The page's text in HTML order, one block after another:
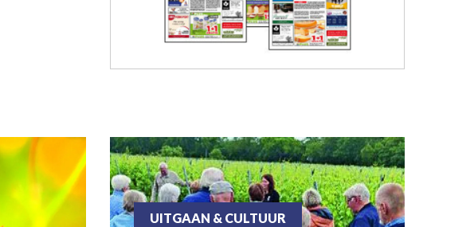
UITGAAN & CULTUUR